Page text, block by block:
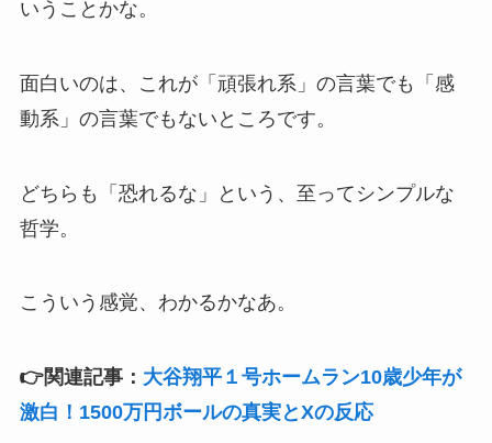
いうことかな。
面白いのは、これが「頑張れ系」の言葉でも「感
動系」の言葉でもないところです。
どちらも「恐れるな」という、至ってシンプルな
哲学。
こういう感覚、わかるかなあ。
👉関連記事： 大谷翔平１号ホームラン10歳少年が
激白！1500万円ボールの真実とXの反応